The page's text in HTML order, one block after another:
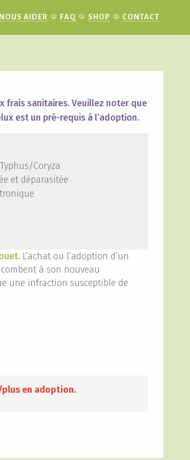
NOUS AIDER FAQ SHOP CONTACT
frais sanitaires. Veuillez noter que
est un pré-requis à l’adoption.
Coryza
et déparasitée
L’achat ou l’adoption d’un
à son nouveau
une infraction susceptible de
en adoption.